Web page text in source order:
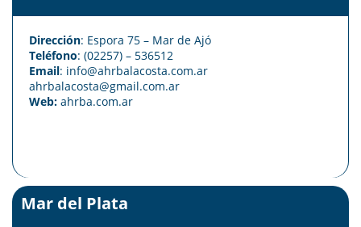
Dirección: Espora 75 – Mar de Ajó
Teléfono: (02257) – 536512
Email: info@ahrbalacosta.com.ar
ahrbalacosta@gmail.com.ar
Web: ahrba.com.ar
Mar del Plata